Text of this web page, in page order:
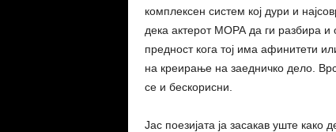
комплексен систем кој дури и
дека актерот МОРА да ги разбира и
предност кога тој има афинитети
на креирање на заедничко дело.
се и бескорисни.
Јас поезијата ја засакав уште како